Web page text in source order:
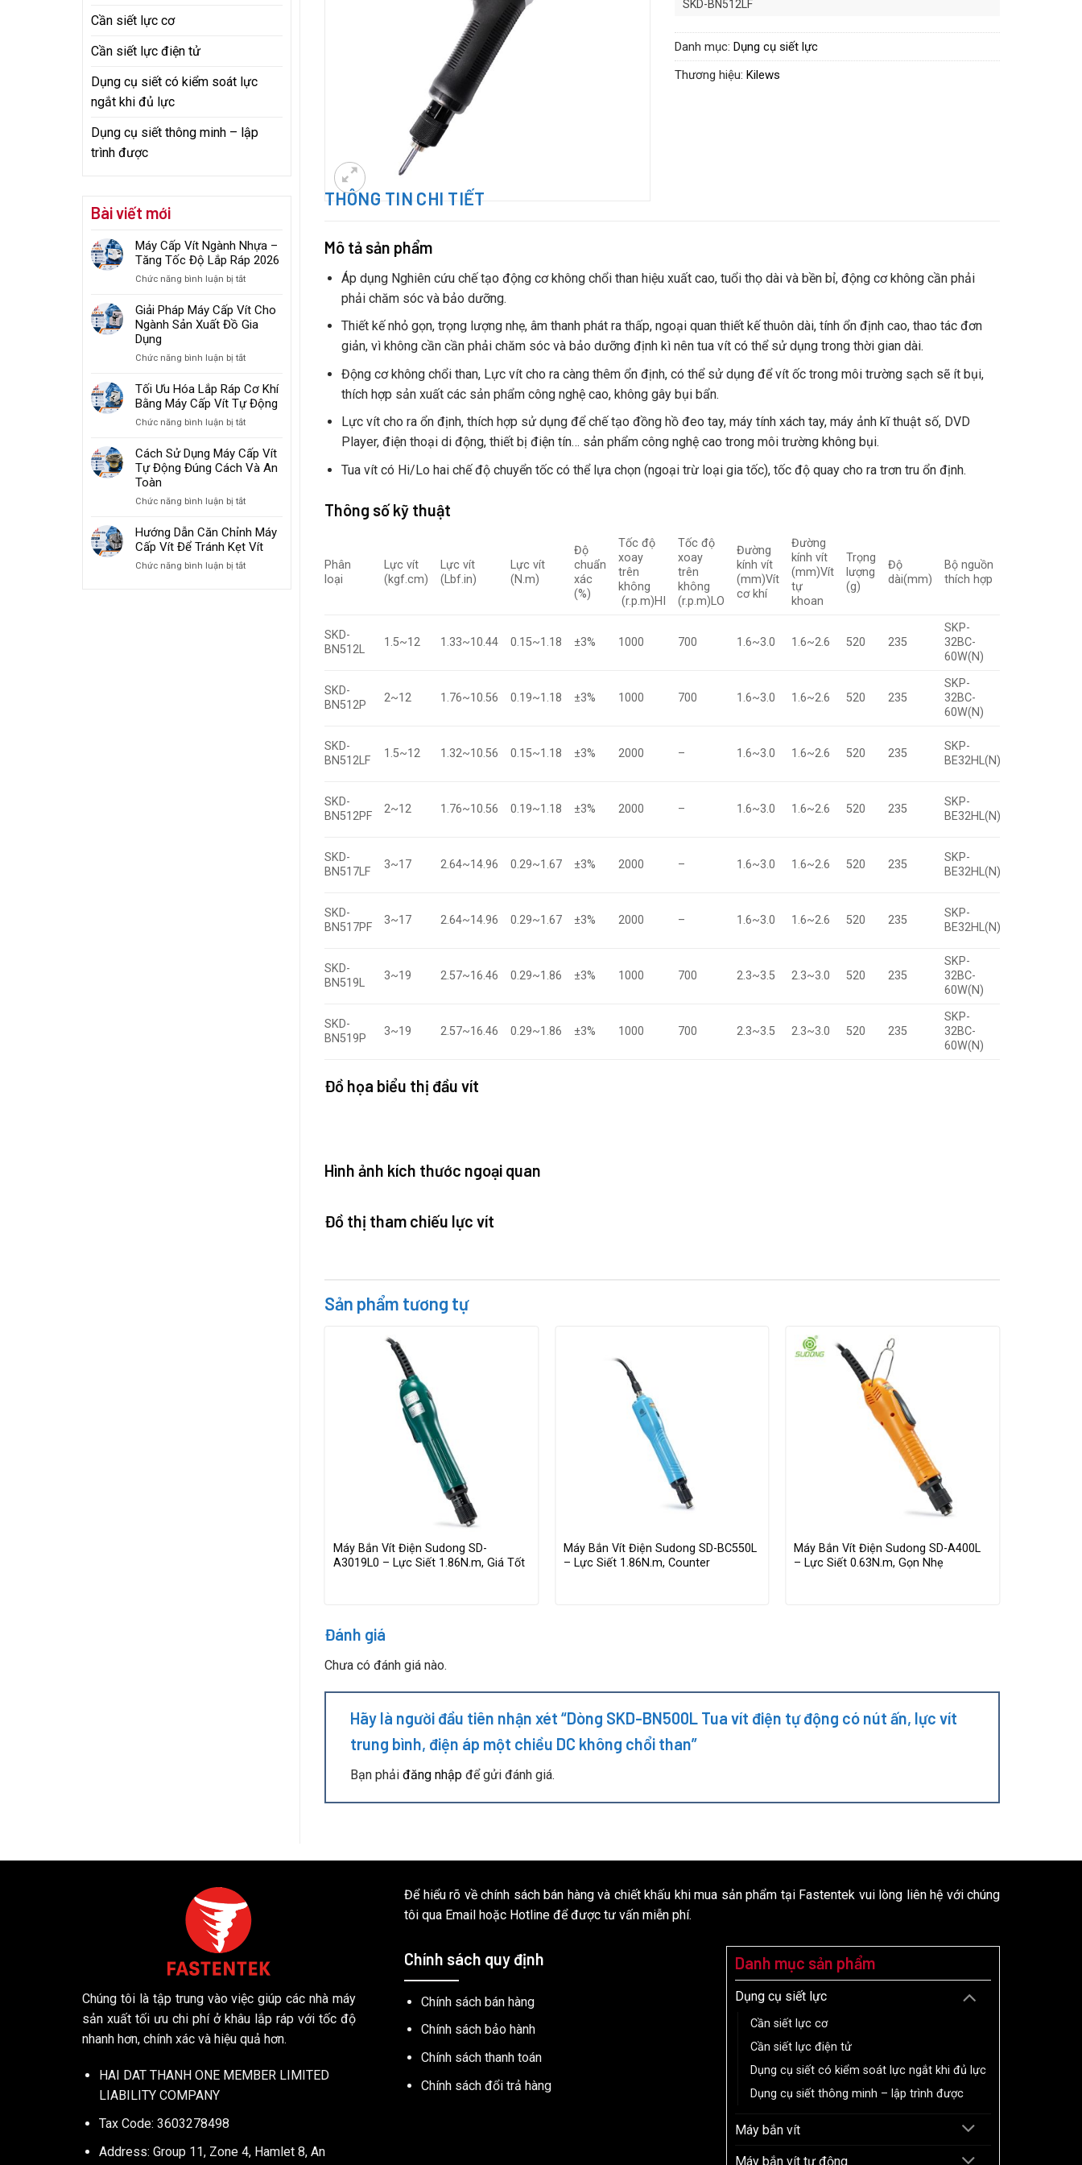
Cần siết lực cơ
Cần siết lực điện tử
Dụng cụ siết có kiểm soát lực
ngắt khi đủ lực
Dụng cụ siết thông minh – lập
trình được
Bài viết mới
Máy Cấp Vít Ngành Nhựa –
Tăng Tốc Độ Lắp Ráp 2026
Chức năng bình luận bị tắtở
Cấp
Vít
–
Tốc
Độ
Giải Pháp Máy Cấp Vít Cho
Ngành Sản Xuất Đồ Gia
Dụng
Chức năng bình luận bị tắtở
Pháp
Máy
Cấp
Vít
Ngành
Sản
Tối Ưu Hóa Lắp Ráp Cơ Khí
Bằng Máy Cấp Vít Tự Động
Chức năng bình luận bị tắtở
Ưu
Hóa
Cơ
Bằng
Máy
Cách Sử Dụng Máy Cấp Vít
Tự Động Đúng Cách Và An
Toàn
Chức năng bình luận bị tắtở
Sử
Dụng
Cấp
Hướng Dẫn Căn Chỉnh Máy
Cấp Vít Để Tránh Kẹt Vít
Chức năng bình luận bị tắtở
SKD-BN512LF
SKD-BN519L
Danh mục: Dụng cụ siết lực
Thương hiệu: Kilews
THÔNG TIN CHI TIẾT
Mô tả sản phẩm
Áp dụng Nghiên cứu chế tạo động cơ không chổi than hiệu xuất cao, tuổi thọ dài và bền bỉ, động cơ không cần phải
phải chăm sóc và bảo dưỡng.
Thiết kế nhỏ gọn, trọng lượng nhẹ, âm thanh phát ra thấp, ngoại quan thiết kế thuôn dài, tính ổn định cao, thao tác đơn
giản, vì không cần cần phải chăm sóc và bảo dưỡng định kì nên tua vít có thể sử dụng trong thời gian dài.
Động cơ không chổi than, Lực vít cho ra càng thêm ổn định, có thể sử dụng để vít ốc trong môi trường sạch sẽ ít bụi,
thích hợp sản xuất các sản phẩm công nghệ cao, không gây bụi bẩn.
Lực vít cho ra ổn định, thích hợp sử dụng để chế tạo đồng hồ đeo tay, máy tính xách tay, máy ảnh kĩ thuật số, DVD
Player, điện thoại di động, thiết bị điện tín… sản phẩm công nghệ cao trong môi trường không bụi.
Tua vít có Hi/Lo hai chế độ chuyển tốc có thể lựa chọn (ngoại trừ loại gia tốc), tốc độ quay cho ra trơn tru ổn định.
Thông số kỹ thuật
Phân
loại
Lực vít
(kgf.cm)
Lực vít
(Lbf.in)
Lực vít
(N.m)
Độ
chuẩn
xác
(%)
Tốc độ
xoay
trên
không
(r.p.m)HI
Tốc độ
xoay
trên
không
(r.p.m)LO
Đường
kính vít
(mm)Vít
cơ khí
Đường
kính vít
(mm)Vít
tự
khoan
Trọng
lượng
(g)
Độ
dài(mm)
Bộ nguồn
thích hợp
SKD-
BN512L
1.5~12 1.33~10.44 0.15~1.18 ±3% 1000 700 1.6~3.0 1.6~2.6 520 235
SKP-
32BC-
60W(N)
SKD-
BN512P
2~12 1.76~10.56 0.19~1.18 ±3% 1000 700 1.6~3.0 1.6~2.6 520 235
SKP-
32BC-
60W(N)
SKD-
BN512LF
1.5~12 1.32~10.56 0.15~1.18 ±3% 2000 – 1.6~3.0 1.6~2.6 520 235
SKP-
BE32HL(N)
SKD-
BN512PF
2~12 1.76~10.56 0.19~1.18 ±3% 2000 – 1.6~3.0 1.6~2.6 520 235
SKP-
BE32HL(N)
SKD-
BN517LF
3~17 2.64~14.96 0.29~1.67 ±3% 2000 – 1.6~3.0 1.6~2.6 520 235
SKP-
BE32HL(N)
SKD-
BN517PF
3~17 2.64~14.96 0.29~1.67 ±3% 2000 – 1.6~3.0 1.6~2.6 520 235
SKP-
BE32HL(N)
SKD-
BN519L
3~19 2.57~16.46 0.29~1.86 ±3% 1000 700 2.3~3.5 2.3~3.0 520 235
SKP-
32BC-
60W(N)
SKD-
BN519P
3~19 2.57~16.46 0.29~1.86 ±3% 1000 700 2.3~3.5 2.3~3.0 520 235
SKP-
32BC-
60W(N)
Đồ họa biểu thị đầu vít
Hình ảnh kích thước ngoại quan
Đồ thị tham chiếu lực vít
Sản phẩm tương tự
Máy Bắn Vít Điện Sudong SD-
A3019L0 – Lực Siết 1.86N.m, Giá Tốt
Máy Bắn Vít Điện Sudong SD-BC550L
– Lực Siết 1.86N.m, Counter
Máy Bắn Vít Điện Sudong SD-A400L
– Lực Siết 0.63N.m, Gọn Nhẹ
Đánh giá
Chưa có đánh giá nào.
Hãy là người đầu tiên nhận xét “Dòng SKD-BN500L Tua vít điện tự động có nút ấn, lực vít
trung bình, điện áp một chiều DC không chổi than”
Bạn phải đăng nhập để gửi đánh giá.
Chúng tôi là tập trung vào việc giúp các nhà máy
sản xuất tối ưu chi phí ở khâu lắp ráp với tốc độ
nhanh hơn, chính xác và hiệu quả hơn.
HAI DAT THANH ONE MEMBER LIMITED
LIABILITY COMPANY
Tax Code: 3603278498
Address: Group 11, Zone 4, Hamlet 8, An
Để hiểu rõ về chính sách bán hàng và chiết khấu khi mua sản phẩm tại Fastentek vui lòng liên hệ với chúng
tôi qua Email hoặc Hotline để được tư vấn miễn phí.
Chính sách quy định
Chính sách bán hàng
Chính sách bảo hành
Chính sách thanh toán
Chính sách đổi trả hàng
Danh mục sản phẩm
Dụng cụ siết lực
Cần siết lực cơ
Cần siết lực điện tử
Dụng cụ siết có kiểm soát lực ngắt khi đủ lực
Dụng cụ siết thông minh – lập trình được
Máy bắn vít
Máy bắn vít tự động